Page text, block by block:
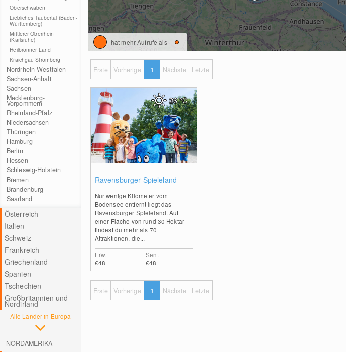
Oberschwaben
Liebliches Taubertal (Baden-
Württemberg)
Mittlerer Oberrhein
(Karlsruhe)
Heilbronner Land
Kraichgau Stromberg
Nordrhein-Westfalen
Sachsen-Anhalt
Sachsen
Mecklenburg-
Vorpommern
Rheinland-Pfalz
Niedersachsen
Thüringen
Hamburg
Berlin
Hessen
Schleswig-Holstein
Bremen
Brandenburg
Saarland
Österreich
Italien
Schweiz
Frankreich
Griechenland
Spanien
Tschechien
Großbritannien und
Nordirland
Alle Länder in Europa
NORDAMERIKA
hat mehr Aufrufe als
Erste Vorherige 1 Nächste Letzte
Ravensburger Spieleland
Nur wenige Kilometer vom
Bodensee entfernt liegt das
Ravensburger Spieleland. Auf
einer Fläche von rund 30 Hektar
findest du mehr als 70
Attraktionen, die...
Erw.
€48
Sen.
€48
26°C
Erste Vorherige 1 Nächste Letzte